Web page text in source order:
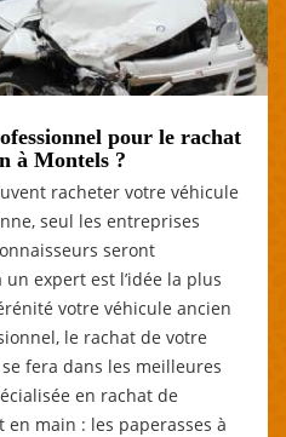
pour le rachat
à Montels ?
racheter votre véhicule
seul les entreprises
seront
un expert est l’idée la plus
votre véhicule ancien
le rachat de votre
fera dans les meilleures
en rachat de
main : les paperasses à